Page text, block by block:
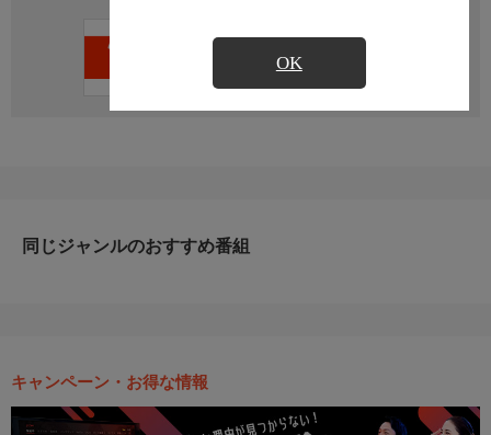
OK
直近の放送予定はありません
同じジャンルのおすすめ番組
キャンペーン・お得な情報